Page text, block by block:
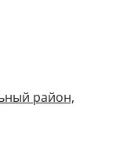
район,